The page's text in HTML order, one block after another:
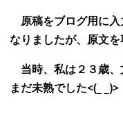
原稿をブログ用に入
なりましたが、原文を
当時、私は２３歳、
まだ未熟でした<(_ _)>